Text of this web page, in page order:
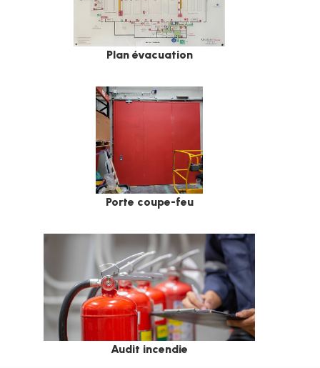
Plan évacuation
Porte coupe-feu
Audit incendie